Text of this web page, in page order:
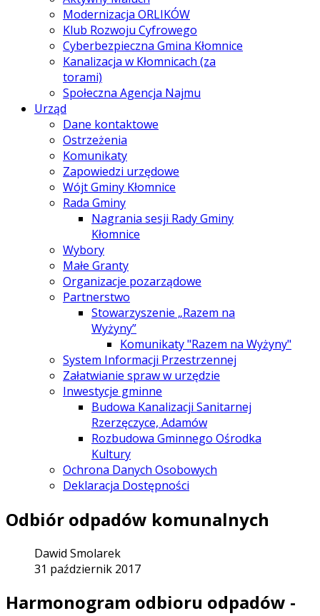
Modernizacja ORLIKÓW
Klub Rozwoju Cyfrowego
Cyberbezpieczna Gmina Kłomnice
Kanalizacja w Kłomnicach (za
torami)
Społeczna Agencja Najmu
Urząd
Dane kontaktowe
Ostrzeżenia
Komunikaty
Zapowiedzi urzędowe
Wójt Gminy Kłomnice
Rada Gminy
Nagrania sesji Rady Gminy
Kłomnice
Wybory
Małe Granty
Organizacje pozarządowe
Partnerstwo
Stowarzyszenie „Razem na
Wyżyny”
Komunikaty "Razem na Wyżyny"
System Informacji Przestrzennej
Załatwianie spraw w urzędzie
Inwestycje gminne
Budowa Kanalizacji Sanitarnej
Rzerzęczyce, Adamów
Rozbudowa Gminnego Ośrodka
Kultury
Ochrona Danych Osobowych
Deklaracja Dostępności
Odbiór odpadów komunalnych
Dawid Smolarek
31 październik 2017
Harmonogram odbioru odpadów -